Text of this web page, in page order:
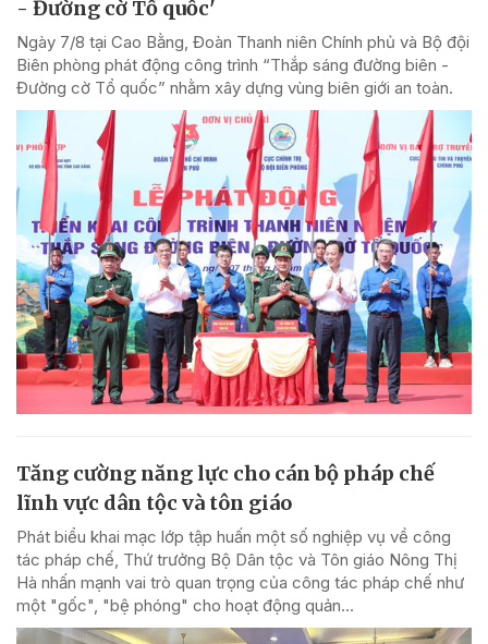
- Đường cờ Tổ quốc'
Ngày 7/8 tại Cao Bằng, Đoàn Thanh niên Chính phủ và Bộ đội
Biên phòng phát động công trình “Thắp sáng đường biên -
Đường cờ Tổ quốc” nhằm xây dựng vùng biên giới an toàn.
Tăng cường năng lực cho cán bộ pháp chế
lĩnh vực dân tộc và tôn giáo
Phát biểu khai mạc lớp tập huấn một số nghiệp vụ về công
tác pháp chế, Thứ trưởng Bộ Dân tộc và Tôn giáo Nông Thị
Hà nhấn mạnh vai trò quan trọng của công tác pháp chế như
một "gốc", "bệ phóng" cho hoạt động quản...